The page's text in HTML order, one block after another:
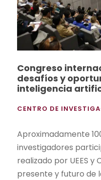
Congreso
desafíos y
inteligencia
CENTRO DE
Aproximadamente
investigadores
realizado por UEES y
presente y futuro de